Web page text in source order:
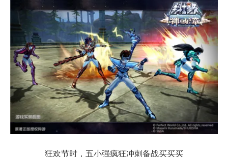
狂欢节时，五小强疯狂冲刺备战买买买